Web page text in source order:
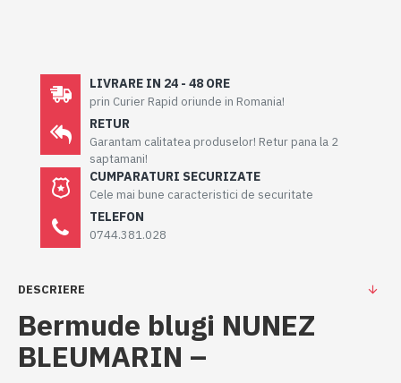
LIVRARE IN 24 - 48 ORE
prin Curier Rapid oriunde in Romania!
RETUR
Garantam calitatea produselor! Retur pana la 2
saptamani!
CUMPARATURI SECURIZATE
Cele mai bune caracteristici de securitate
TELEFON
0744.381.028
DESCRIERE
Bermude blugi NUNEZ
BLEUMARIN –